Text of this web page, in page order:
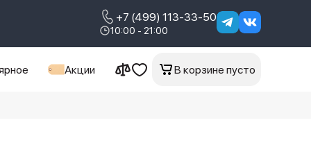
+7 (499) 113-33-50
10:00 - 21:00
Акции В корзине пусто